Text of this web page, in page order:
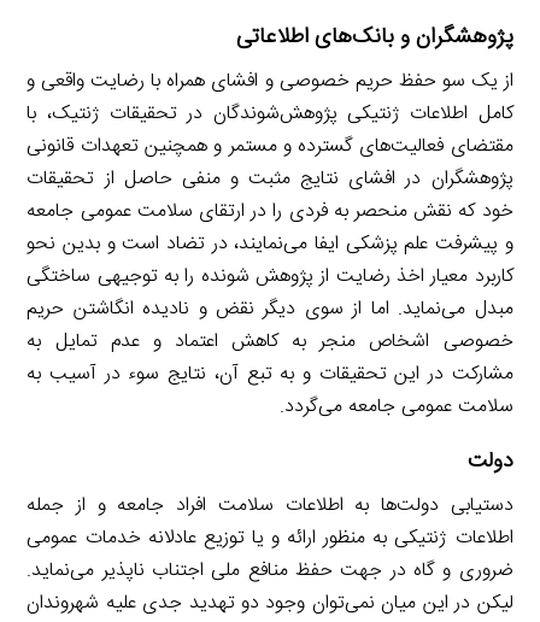
پژوهشگران و بانک‌های اطلاعاتی
از یک سو حفظ حریم خصوصی و افشای همراه با رضایت واقعی و
کامل اطلاعات ژنتیکی پژوهش‌شوندگان در تحقیقات ژنتیک، با
مقتضای فعالیت‌های گسترده و مستمر و همچنین تعهدات قانونی
پژوهشگران در افشای نتایج مثبت و منفی حاصل از تحقیقات
خود که نقش منحصر به فردی را در ارتقای سلامت عمومی جامعه
و پیشرفت علم پزشکی ایفا می‌نمایند، در تضاد است و بدین نحو
کاربرد معیار اخذ رضایت از پژوهش شونده را به توجیهی ساختگی
مبدل می‌نماید. اما از سوی دیگر نقض و نادیده انگاشتن حریم
خصوصی اشخاص منجر به کاهش اعتماد و عدم تمایل به
مشارکت در این تحقیقات و به تبع آن، نتایج سوء در آسیب به
سلامت عمومی جامعه می‌گردد.
دولت
دستیابی دولت‌ها به اطلاعات سلامت افراد جامعه و از جمله
اطلاعات ژنتیکی به منظور ارائه و یا توزیع عادلانه خدمات عمومی
ضروری و گاه در جهت حفظ منافع ملی اجتناب ناپذیر می‌نماید.
لیکن در این میان نمی‌توان وجود دو تهدید جدی علیه شهروندان